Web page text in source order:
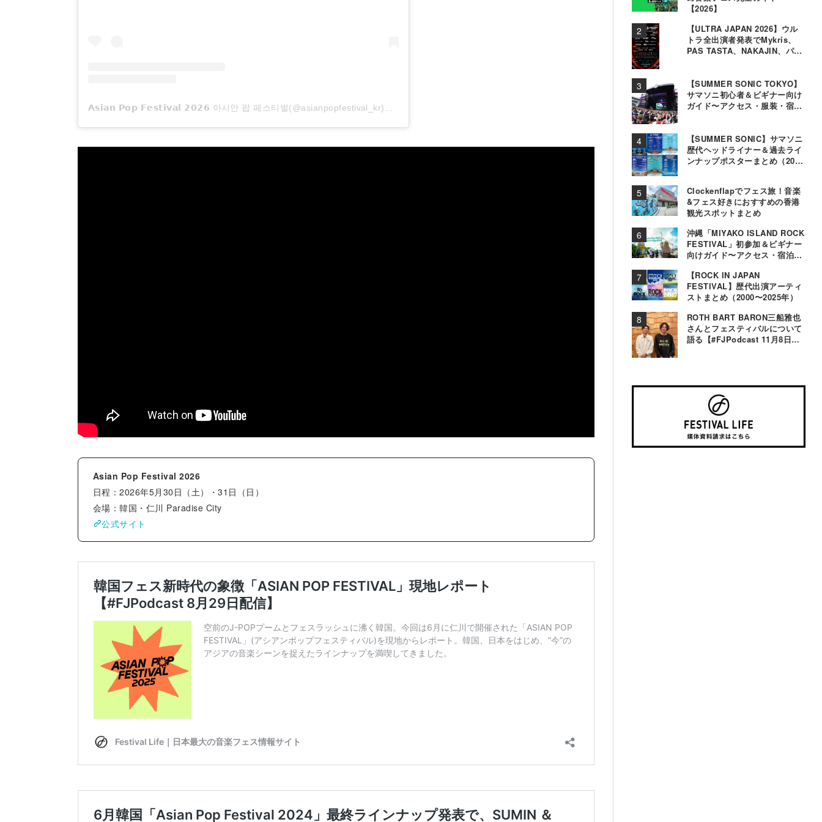
𝗔𝘀𝗶𝗮𝗻 𝗣𝗼𝗽 𝗙𝗲𝘀𝘁𝗶𝘃𝗮𝗹 𝟮𝟬𝟮𝟲 아시안 팝 페스티벌(@asianpopfestival_kr)がシェアした投稿
Asian Pop Festival 2026
日程：2026年5月30日（土）・31日（日）
会場：韓国・仁川 Paradise City
公式サイト
【2026】
【ULTRA JAPAN 2026】ウル
トラ全出演者発表でMykris、
PAS TASTA、NAKAJIN、パソ
【SUMMER SONIC TOKYO】
サマソニ初心者＆ビギナー向け
ガイド〜アクセス・服装・宿泊
【SUMMER SONIC】サマソニ
歴代ヘッドライナー＆過去ライ
ンナップポスターまとめ（2000
Clockenflapでフェス旅！音楽
&フェス好きにおすすめの香港
観光スポットまとめ
沖縄「MIYAKO ISLAND ROCK
FESTIVAL」初参加＆ビギナー
向けガイド〜アクセス・宿泊・
【ROCK IN JAPAN
FESTIVAL】歴代出演アーティ
ストまとめ（2000〜2025年）
ROTH BART BARON三船雅也
さんとフェスティバルについて
語る【#FJPodcast 11月8日配